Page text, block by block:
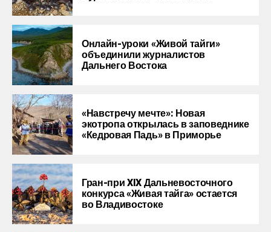
Онлайн-уроки «Живой тайги»
объединили журналистов
Дальнего Востока
«Навстречу мечте»: Новая
экотропа открылась в заповеднике
«Кедровая Падь» в Приморье
Гран-при XIX Дальневосточного
конкурса «Живая тайга» остается
во Владивостоке